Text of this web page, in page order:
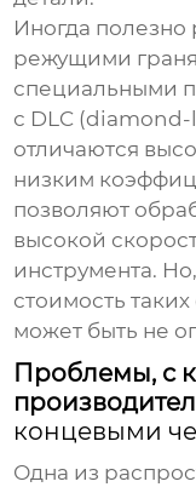
Иногда полезно
режущими
специальными
с DLC
отличаются
низким
позволяют
высокой
инструмента.
стоимость
может быть не
Проблемы, с
концевыми
Одна из